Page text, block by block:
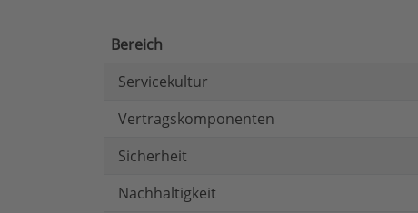
Bereich
Servicekultur
Vertragskomponenten
Sicherheit
Nachhaltigkeit